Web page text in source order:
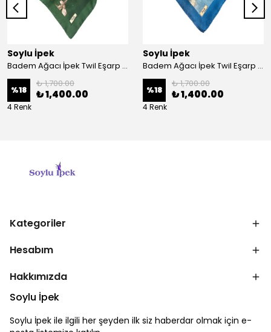
Soylu İpek
Badem Ağacı İpek Twil Eşarp - Haki
%18
₺ 1,700.00
₺ 1,400.00
4 Renk
Soylu İpek
Badem Ağacı İpek Twil Eşarp - Mavi
%18
₺ 1,700.00
₺ 1,400.00
4 Renk
Kategoriler
Hesabım
Hakkımızda
Soylu İpek
Soylu İpek ile ilgili her şeyden ilk siz haberdar olmak için e-